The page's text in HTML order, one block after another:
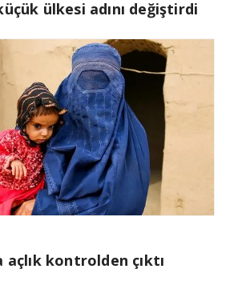
ülkesi adını değiştirdi
kontrolden çıktı